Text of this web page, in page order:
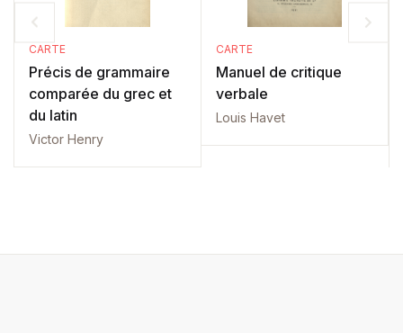
CARTE
Précis de grammaire
comparée du grec et
du latin
Victor Henry
CARTE
Manuel de critique
verbale
Louis Havet